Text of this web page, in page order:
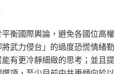
衡國際輿論，避免各國位高權
武力侵台」的過度恐慌情緒勒
有更冷靜細緻的思考；並且提